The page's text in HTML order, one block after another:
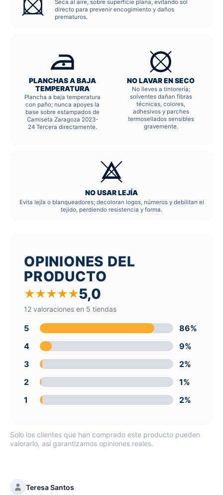
Seca al aire, sobre superficie plana, evitando sol
directo para prevenir encogimiento y daños
prematuros.
PLANCHAS A BAJA
TEMPERATURA
Plancha a baja temperatura
con paño; nunca apoyes la
base sobre estampados de
Camiseta Zaragoza 2023-
24 Tercera directamente.
NO LAVAR EN SECO
No lleves a tintorería;
solventes dañan fibras
técnicas, colores,
adhesivos y parches
termosellados sensibles
gravemente.
NO USAR LEJÍA
Evita lejía o blanqueadores; decoloran logos, números y debilitan el
tejido, perdiendo resistencia y forma.
OPINIONES DEL
PRODUCTO
★★★★★5,0
12 valoraciones en 5 tiendas
5
86%
4
9%
3
2%
2
1%
1
2%
Solo los clientes que han comprado este producto pueden
valorarlo, así garantizamos opiniones reales.
Teresa Santos